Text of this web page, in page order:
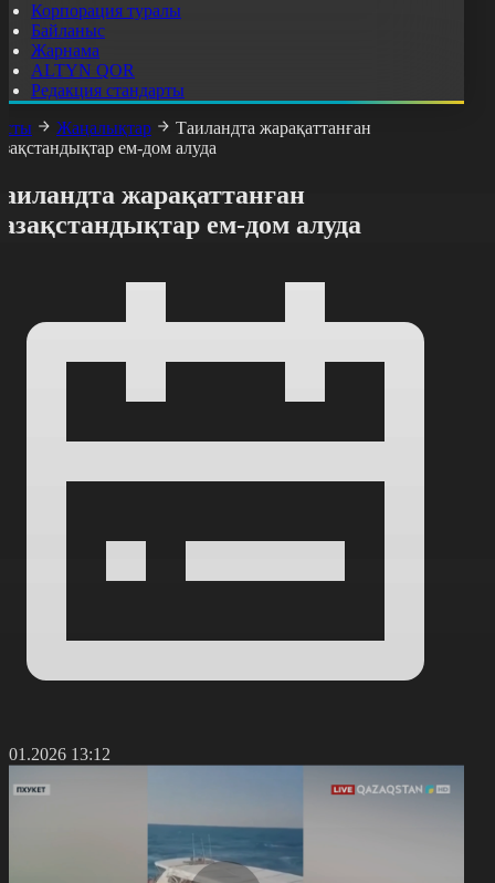
Корпорация туралы
Байланыс
Жарнама
ALTYN QOR
Редакция стандарты
Жаңалықтар
Таиландта жарақаттанған
ем-дом алуда
жарақаттанған
ем-дом алуда
13:12